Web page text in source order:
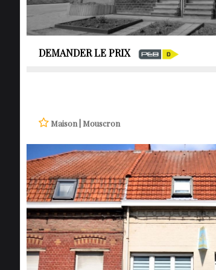
DEMANDER LE PRIX
Maison | Mouscron